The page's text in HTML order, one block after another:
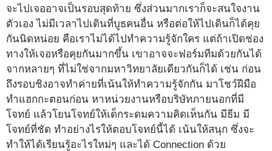
จะไปเจออาจเป็นรอบสุดท้าย ซึ่งส่วนมากเราก็จะสนใจงาน
ตัวเอง ไม่มีเวลาไปเดินที่บูธคนอื่น หรือต่อให้ไปเดินก็ได้คุย
กันนิดหน่อย คือเราไม่ได้ไปทำความรู้จักใคร แต่ถ้าเปิดช่อง
ทางให้เจอหรือคุยกันมากขึ้น เขาอาจจะฟอร์มทีมด้วยกันได้
จากหลายๆ ที่ไม่ใช่จากมหาวิทยาลัยเดียวกันก็ได้ เช่น ก่อน
ถึงรอบชิงอาจทำค่ายที่เน้นให้ทำความรู้จักกัน มาโชว์ฝีมือ
ทำแฮกกะตอนก่อน หาหน่วยงานหรือบริษัทภายนอกที่มี
โจทย์ แล้วโยนโจทย์ให้เด็กระดมความคิดเห็นกัน มีธีม มี
โจทย์ที่ชัด ทำอย่างไรให้ตอบโจทย์นี้ได้ เน้นให้สนุก ซึ่งจะ
ทำให้ได้เรียนรู้อะไรใหม่ๆ และได้ Connection ด้วย